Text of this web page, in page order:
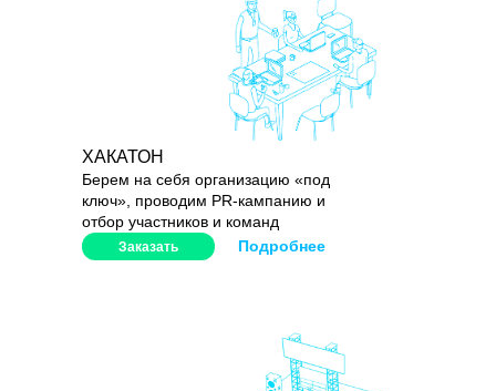
ХАКАТОН
Берем на себя организацию «‎под
ключ», проводим PR-кампанию и
отбор участников и команд
Заказать Подробнее